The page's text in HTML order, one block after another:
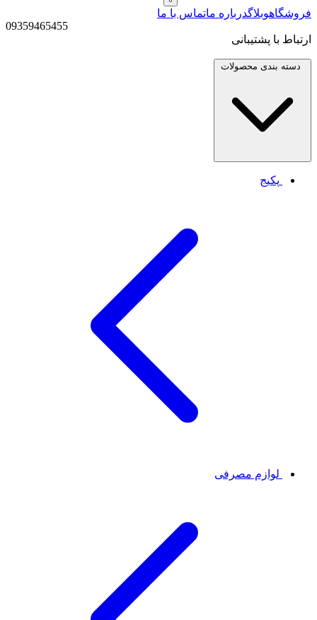
فروشگاهوبلاگدرباره ماتماس با ما
09359465455
ارتباط با پشتیبانی
دسته بندی محصولات
پکیج
لوازم مصرفی